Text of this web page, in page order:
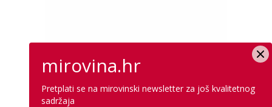
mirovina.hr
Pretplati se na mirovinski newsletter za još kvalitetnog
sadržaja